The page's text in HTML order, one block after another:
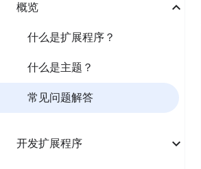
概览
什么是扩展程序？
什么是主题？
常见问题解答
开发扩展程序